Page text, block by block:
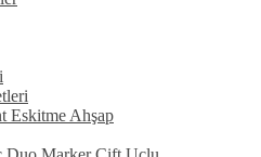
Eskitme Ahşap